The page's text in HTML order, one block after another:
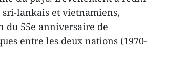
sri-lankais et vietnamiens,
du 55e anniversaire de
entre les deux nations (1970-